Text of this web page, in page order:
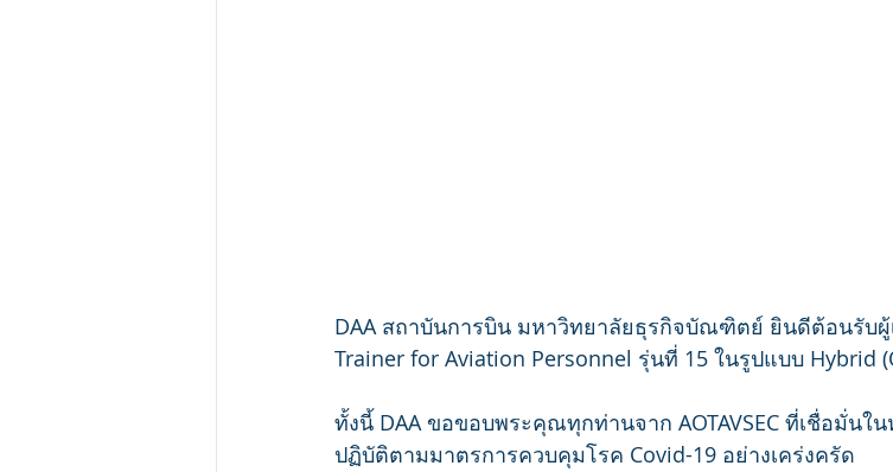
DAA สถาบันการบิน มหาวิทยาลัยธุรกิจบัณฑิตย์ ยินดีต้อนรับ
Trainer for Aviation Personnel รุ่นที่ 15 ในรูปแบบ Hybrid
ทั้งนี้ DAA ขอขอบพระคุณทุกท่านจาก AOTAVSEC ที่เชื่อมั่นใ
ปฏิบัติตามมาตรการควบคุมโรค Covid-19 อย่างเคร่งครัด